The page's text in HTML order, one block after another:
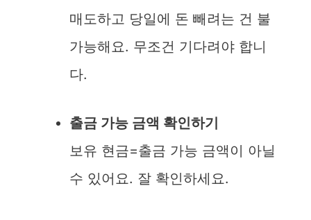
매도하고 당일에 돈 빼려는 건 불
가능해요. 무조건 기다려야 합니
다.
출금 가능 금액 확인하기
보유 현금=출금 가능 금액이 아닐
수 있어요. 잘 확인하세요.